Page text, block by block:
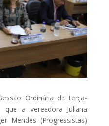
Ordinária de terça-
a vereadora Juliana
Mendes (Progressistas)